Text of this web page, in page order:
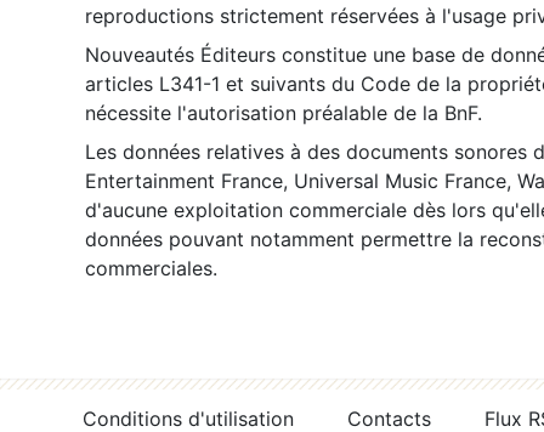
reproductions strictement réservées à l'usage
Nouveautés Éditeurs constitue une base de
articles L341-1 et suivants du Code de la
nécessite l'autorisation préalable de la BnF.
Les données relatives à des documents sonores
Entertainment France, Universal Music France,
d'aucune exploitation commerciale dès lors
données pouvant notamment permettre la
commerciales.
Conditions d'utilisation Contacts
Flux